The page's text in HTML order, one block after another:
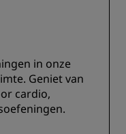
in onze
Geniet van
cardio,